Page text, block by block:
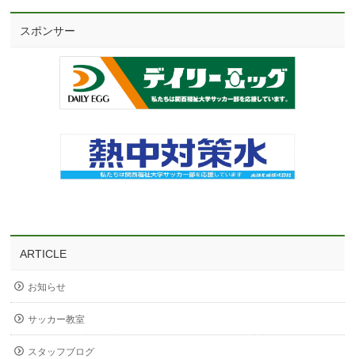
スポンサー
ARTICLE
お知らせ
サッカー教室
スタッフブログ